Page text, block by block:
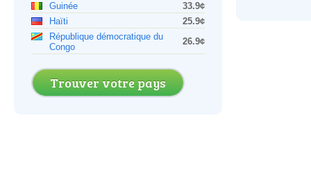
Guinée
33.9¢
Haïti
25.9¢
République démocratique du
Congo
26.9¢
Trouver votre pays